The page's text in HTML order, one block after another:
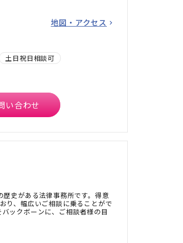
地図・アクセス
土日祝日相談可
い合わせ
史がある法律事務所です。得意
り、幅広いご相談に乗ることがで
ックボーンに、ご相談者様の目